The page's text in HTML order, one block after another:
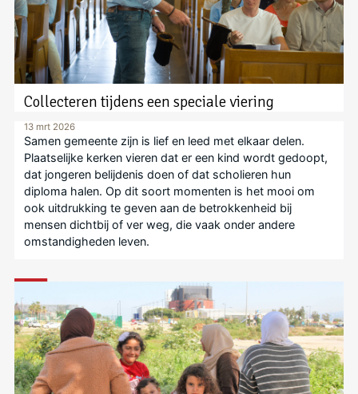
Collecteren tijdens een speciale viering
13 mrt 2026
Samen gemeente zijn is lief en leed met elkaar delen.
Plaatselijke kerken vieren dat er een kind wordt gedoopt,
dat jongeren belijdenis doen of dat scholieren hun
diploma halen. Op dit soort momenten is het mooi om
ook uitdrukking te geven aan de betrokkenheid bij
mensen dichtbij of ver weg, die vaak onder andere
omstandigheden leven.